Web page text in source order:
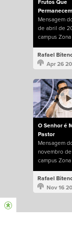
Frutos Que
Permanecem
Mensagem
de abril de
campus Zona
Apr 26
O Senhor é
Pastor
Mensagem
novembro
campus Zona
Nov 16